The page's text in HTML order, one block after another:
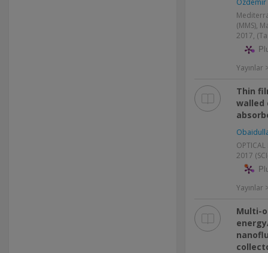
Ozdemir
(MMS),
2017,
Yayınlar
Thin
walled
2017
Yayınlar
Multi-